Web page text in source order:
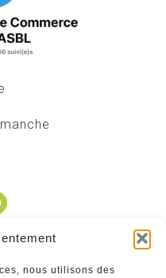
nous utilisons des